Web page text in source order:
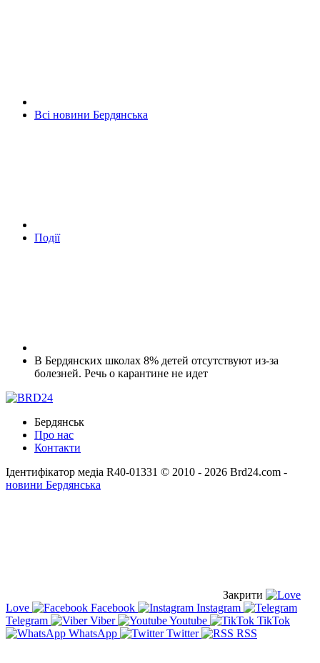
Всі новини Бердянська
Події
В Бердянских школах 8% детей отсутствуют из-за
болезней. Речь о карантине не идет
Бердянськ
Про нас
Контакти
Ідентифікатор медіа R40-01331 © 2010 - 2026 Brd24.com -
новини Бердянська
Закрити
Love
Facebook
Instagram
Telegram
Viber Youtube
TikTok
WhatsApp
Twitter RSS